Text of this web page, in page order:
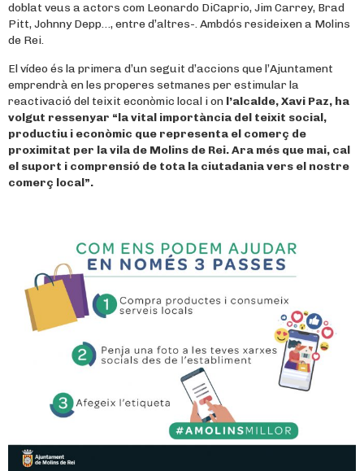
doblat veus a actors com Leonardo DiCaprio, Jim Carrey, Brad
Pitt, Johnny Depp…, entre d’altres-. Ambdós resideixen a Molins
de Rei.
El vídeo és la primera d’un seguit d’accions que l’Ajuntament
emprendrà en les properes setmanes per estimular la
reactivació del teixit econòmic local i on l’alcalde, Xavi Paz, ha
volgut ressenyar “la vital importància del teixit social,
productiu i econòmic que representa el comerç de
proximitat per la vila de Molins de Rei. Ara més que mai, cal
el suport i comprensió de tota la ciutadania vers el nostre
comerç local”.